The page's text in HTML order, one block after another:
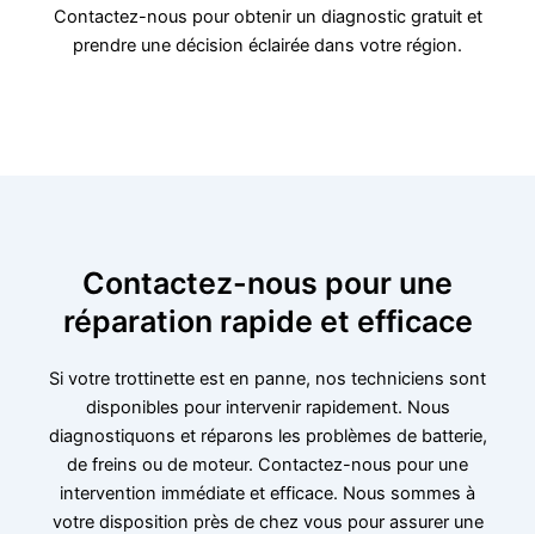
Contactez-nous pour obtenir un diagnostic gratuit et
prendre une décision éclairée dans votre région.
Contactez-nous pour une
réparation rapide et efficace
Si votre trottinette est en panne, nos techniciens sont
disponibles pour intervenir rapidement. Nous
diagnostiquons et réparons les problèmes de batterie,
de freins ou de moteur. Contactez-nous pour une
intervention immédiate et efficace. Nous sommes à
votre disposition près de chez vous pour assurer une